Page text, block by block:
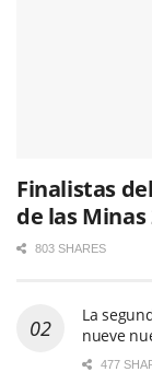
Finalistas
de las Minas
803 SHARES
La
nueve
477